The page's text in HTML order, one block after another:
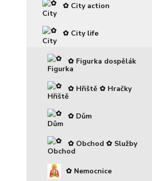
✿ City action
✿ City life
✿ Figurka dospělák
✿ Hřiště ✿ Hračky
✿ Dům
✿ Obchod ✿ Služby
✿ Nemocnice